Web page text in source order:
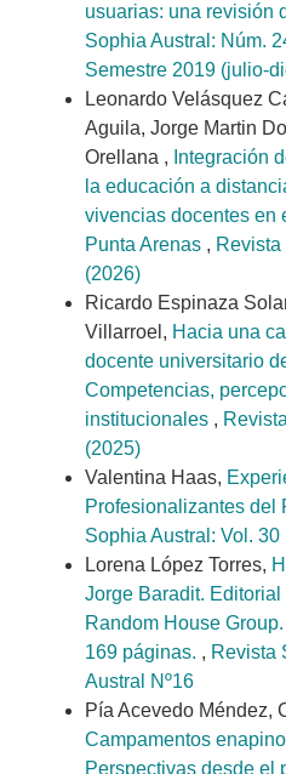
usuarias: una revisión
Sophia Austral: Núm.
Semestre 2019 (julio-
Leonardo Velásquez
Aguila, Jorge Martin
Orellana , Integración
la educación a
vivencias docentes en
Punta Arenas , Revista
(2026)
Ricardo Espinaza
Villarroel, Hacia una
docente universitario
Competencias,
institucionales ,
(2025)
Valentina Haas,
Profesionalizantes del
Sophia Austral: Vol. 30
Lorena López Torres,
Jorge Baradit.
Random House
169 páginas. , Revista
Austral Nº16
Pía Acevedo Méndez,
Campamentos
Perspectivas desde el